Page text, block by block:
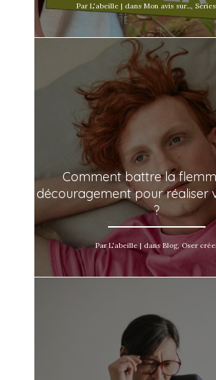
Par L'abeille | dans Mon avis sur...,
Comment battre la
découragement pour réaliser
?
Par L'abeille | dans Blog, Oser